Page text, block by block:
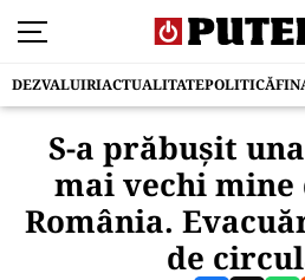
DEZVALUIRIACTUALITATEPOLITICĂ
S-a prăbușit
mai vechi mine
România.
de